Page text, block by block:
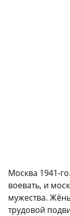
Москва 1941-
воевать, и
мужества.
трудовой